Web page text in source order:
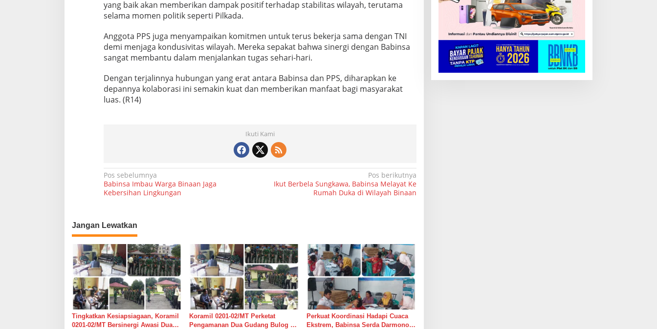
yang baik akan memberikan dampak positif terhadap stabilitas wilayah, terutama
selama momen politik seperti Pilkada.
Anggota PPS juga menyampaikan komitmen untuk terus bekerja sama dengan TNI
demi menjaga kondusivitas wilayah. Mereka sepakat bahwa sinergi dengan Babinsa
sangat membantu dalam menjalankan tugas sehari-hari.
Dengan terjalinnya hubungan yang erat antara Babinsa dan PPS, diharapkan ke
depannya kolaborasi ini semakin kuat dan memberikan manfaat bagi masyarakat
luas. (R14)
Ikuti Kami
N
a
i
g
a
s
i
p
o
s
Pos sebelumnya
Babinsa Imbau Warga Binaan Jaga
Kebersihan Lingkungan
Pos berikutnya
Ikut Berbela Sungkawa, Babinsa Melayat Ke
Rumah Duka di Wilayah Binaan
Jangan Lewatkan
Tingkatkan Kesiapsiagaan, Koramil
0201-02/MT Bersinergi Awasi Dua
Koramil 0201-02/MT Perketat
Pengamanan Dua Gudang Bulog di
Perkuat Koordinasi Hadapi Cuaca
Ekstrem, Babinsa Serda Darmono